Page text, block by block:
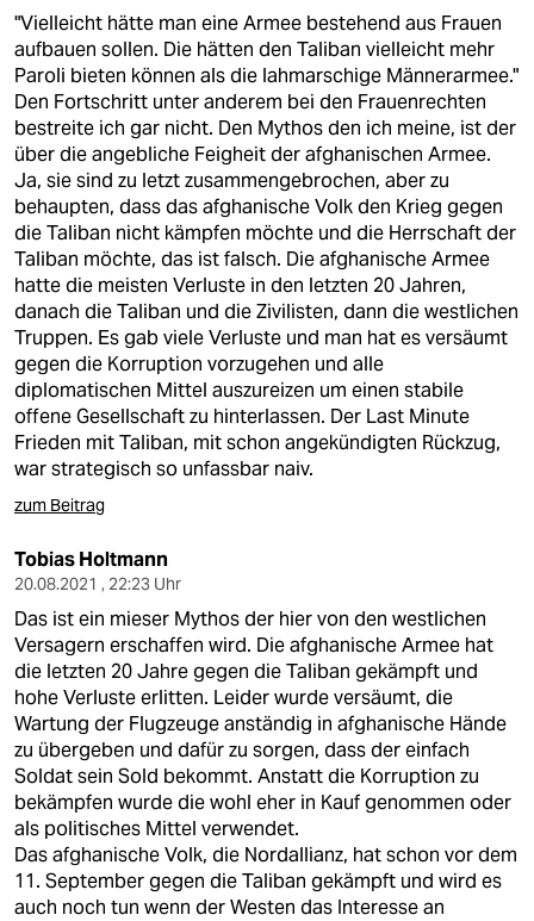
"Vielleicht hätte man eine Armee bestehend aus Frauen
aufbauen sollen. Die hätten den Taliban vielleicht mehr
Paroli bieten können als die lahmarschige Männerarmee."
Den Fortschritt unter anderem bei den Frauenrechten
bestreite ich gar nicht. Den Mythos den ich meine, ist der
über die angebliche Feigheit der afghanischen Armee.
Ja, sie sind zu letzt zusammengebrochen, aber zu
behaupten, dass das afghanische Volk den Krieg gegen
die Taliban nicht kämpfen möchte und die Herrschaft der
Taliban möchte, das ist falsch. Die afghanische Armee
hatte die meisten Verluste in den letzten 20 Jahren,
danach die Taliban und die Zivilisten, dann die westlichen
Truppen. Es gab viele Verluste und man hat es versäumt
gegen die Korruption vorzugehen und alle
diplomatischen Mittel auszureizen um einen stabile
offene Gesellschaft zu hinterlassen. Der Last Minute
Frieden mit Taliban, mit schon angekündigten Rückzug,
war strategisch so unfassbar naiv.
zum Beitrag
Tobias Holtmann
20.08.2021 , 22:23 Uhr
Das ist ein mieser Mythos der hier von den westlichen
Versagern erschaffen wird. Die afghanische Armee hat
die letzten 20 Jahre gegen die Taliban gekämpft und
hohe Verluste erlitten. Leider wurde versäumt, die
Wartung der Flugzeuge anständig in afghanische Hände
zu übergeben und dafür zu sorgen, dass der einfach
Soldat sein Sold bekommt. Anstatt die Korruption zu
bekämpfen wurde die wohl eher in Kauf genommen oder
als politisches Mittel verwendet.
Das afghanische Volk, die Nordallianz, hat schon vor dem
11. September gegen die Taliban gekämpft und wird es
auch noch tun wenn der Westen das Interesse an